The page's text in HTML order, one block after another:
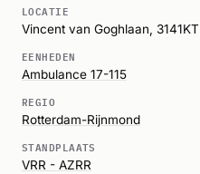
LOCATIE
Vincent van Goghlaan, 3141KT
EENHEDEN
Ambulance 17-115
REGIO
Rotterdam-Rijnmond
STANDPLAATS
VRR - AZRR